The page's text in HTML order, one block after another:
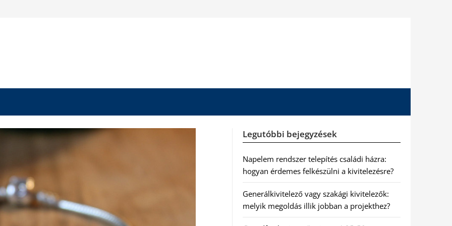
Legutóbbi bejegyzések
Napelem rendszer telepítés családi házra:
hogyan érdemes felkészülni a kivitelezésre?
Generálkivitelező vagy szakági kivitelezők:
melyik megoldás illik jobban a projekthez?